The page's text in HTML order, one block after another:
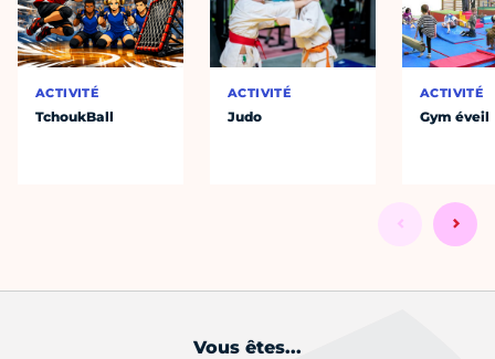
ACTIVITÉ
TchoukBall
ACTIVITÉ
Judo
ACTIVITÉ
Gym éveil
Vous êtes...